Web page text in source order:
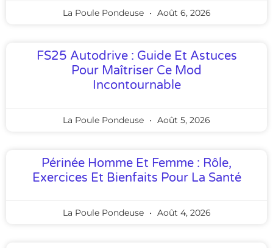
La Poule Pondeuse Août 6, 2026
FS25 Autodrive : Guide Et Astuces
Pour Maîtriser Ce Mod
Incontournable
La Poule Pondeuse Août 5, 2026
Périnée Homme Et Femme : Rôle,
Exercices Et Bienfaits Pour La Santé
La Poule Pondeuse Août 4, 2026